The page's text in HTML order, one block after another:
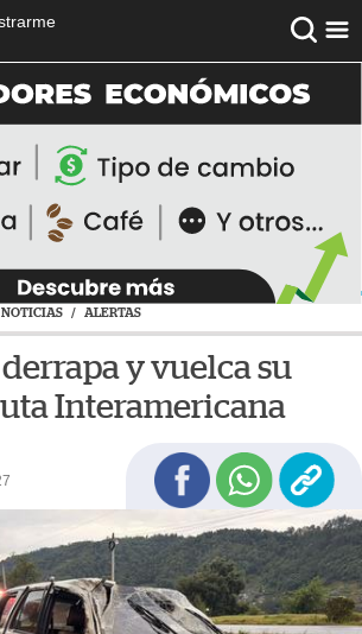
NOTICIAS / ALERTAS
y vuelca su
Interamericana